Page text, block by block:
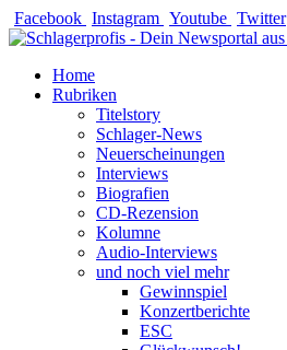
Zum
Inhalt
Facebook Instagram Youtube Twitter
Home
Rubriken
Titelstory
Schlager-News
Neuerscheinungen
Interviews
Biografien
CD-Rezension
Kolumne
Audio-Interviews
und noch viel mehr
Gewinnspiel
Konzertberichte
ESC